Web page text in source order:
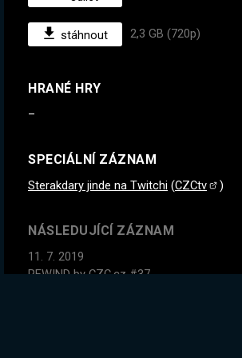
stáhnout 2,3 GB (720p)
HRANÉ HRY
–
SPECIÁLNÍ ZÁZNAM
Sterakdary jinde na Twitchi (CZCtv )
NÁSLEDUJÍCÍ ZÁZNAM
11. 7. 2019
REWIND by CZC.cz #37